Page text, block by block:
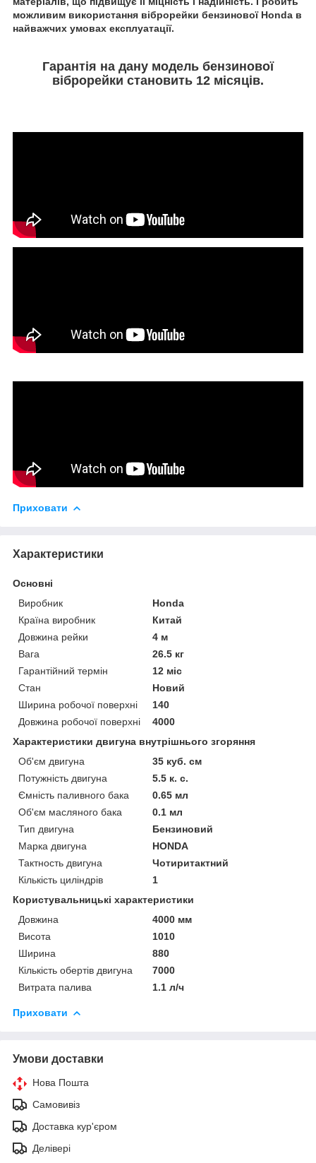
можливим використання віброрейки бензинової Honda в
найважчих умовах експлуатації.
Гарантія на дану модель бензинової
віброрейки становить 12 місяців.
Приховати
Характеристики
Основні
Виробник
Honda
Країна виробник
Китай
Довжина рейки
4 м
Вага
26.5 кг
Гарантійний термін
12 міс
Стан
Новий
Ширина робочої поверхні
140
Довжина робочої поверхні
4000
Характеристики двигуна внутрішнього згоряння
Об'єм двигуна
35 куб. см
Потужність двигуна
5.5 к. с.
Ємність паливного бака
0.65 мл
Об'єм масляного бака
0.1 мл
Тип двигуна
Бензиновий
Марка двигуна
HONDA
Тактность двигуна
Чотиритактний
Кількість циліндрів
1
Користувальницькі характеристики
Довжина
4000 мм
Висота
1010
Ширина
880
Кількість обертів двигуна
7000
Витрата палива
1.1 л/ч
Приховати
Умови доставки
Нова Пошта
Самовивіз
Доставка кур'єром
Делівері